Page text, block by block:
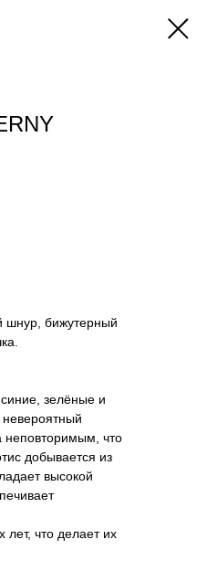
шнур, бижутерный
зелёные и
неповторимым, что
добывается из
высокой
что делает их